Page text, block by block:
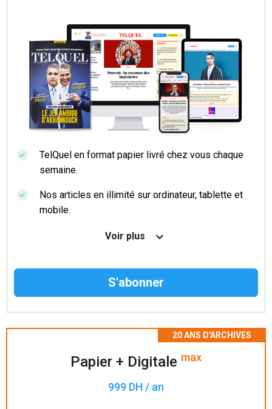
TelQuel en format papier livré chez vous chaque
semaine.
Nos articles en illimité sur ordinateur, tablette et
mobile.
Le magazine TelQuel en numérique avant la sortie
Voir plus
Papier + Digitale max
999 DH / an